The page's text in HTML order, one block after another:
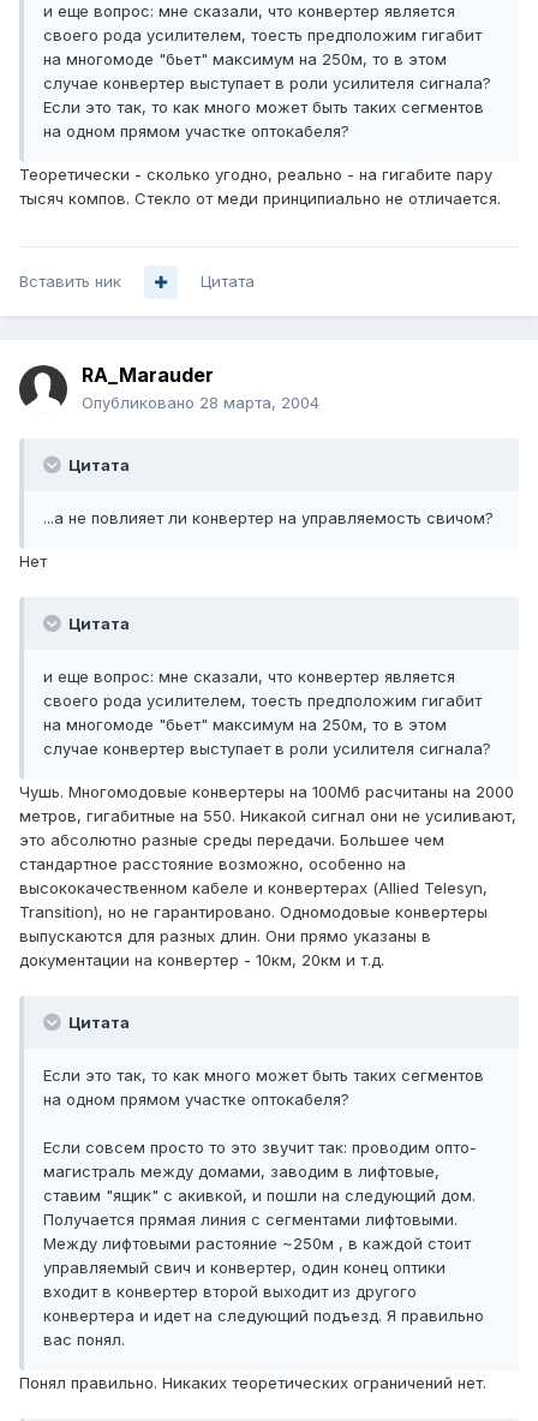
и еще вопрос: мне сказали, что конвертер является
своего рода усилителем, тоесть предположим гигабит
на многомоде "бьет" максимум на 250м, то в этом
случае конвертер выступает в роли усилителя сигнала?
Если это так, то как много может быть таких сегментов
на одном прямом участке оптокабеля?
Теоретически - сколько угодно, реально - на гигабите пару
тысяч компов. Стекло от меди принципиально не отличается.
Вставить ник Цитата
RA_Marauder
Опубликовано 28 марта, 2004
Цитата
...а не повлияет ли конвертер на управляемость свичом?
Нет
Цитата
и еще вопрос: мне сказали, что конвертер является
своего рода усилителем, тоесть предположим гигабит
на многомоде "бьет" максимум на 250м, то в этом
случае конвертер выступает в роли усилителя сигнала?
Чушь. Многомодовые конвертеры на 100Мб расчитаны на 2000
метров, гигабитные на 550. Никакой сигнал они не усиливают,
это абсолютно разные среды передачи. Большее чем
стандартное расстояние возможно, особенно на
высококачественном кабеле и конвертерах (Allied Telesyn,
Transition), но не гарантировано. Одномодовые конвертеры
выпускаются для разных длин. Они прямо указаны в
документации на конвертер - 10км, 20км и т.д.
Цитата
Если это так, то как много может быть таких сегментов
на одном прямом участке оптокабеля?
Если совсем просто то это звучит так: проводим опто-
магистраль между домами, заводим в лифтовые,
ставим "ящик" с акивкой, и пошли на следующий дом.
Получается прямая линия с сегментами лифтовыми.
Между лифтовыми растояние ~250м , в каждой стоит
управляемый свич и конвертер, один конец оптики
входит в конвертер второй выходит из другого
конвертера и идет на следующий подъезд. Я правильно
вас понял.
Понял правильно. Никаких теоретических ограничений нет.